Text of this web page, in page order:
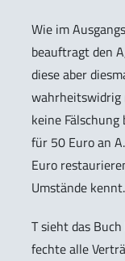
Wie im
beauftragt den
diese aber
wahrheitswidrig
keine
für 50 Euro an
Euro
Umstände kennt.
T sieht das
fechte alle